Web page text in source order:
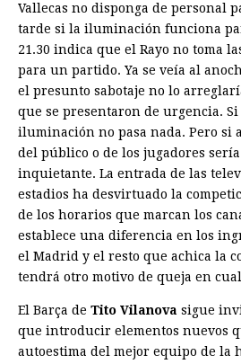
Vallecas no disponga de personal
tarde si la iluminación funciona
21.30 indica que el Rayo no toma
para un partido. Ya se veía al
el presunto sabotaje no lo
que se presentaron de urgencia. Si
iluminación no pasa nada. Pero si
del público o de los jugadores
inquietante. La entrada de las
estadios ha desvirtuado la
de los horarios que marcan los
establece una diferencia en los
el Madrid y el resto que achica la
tendrá otro motivo de queja en
El Barça de Tito Vilanova sigue
que introducir elementos nuevos
autoestima del mejor equipo de la